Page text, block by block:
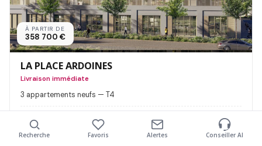
À PARTIR DE
358 700 €
LA PLACE ARDOINES
Livraison immédiate
3 appartements neufs — T4
Découvrir
Recherche Favoris Alertes Conseiller AI